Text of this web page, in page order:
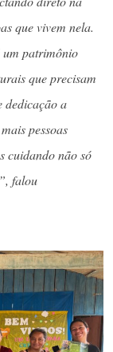
que vivem nela.
um patrimônio
que precisam
dedicação a
pessoas
cuidando não só
falou